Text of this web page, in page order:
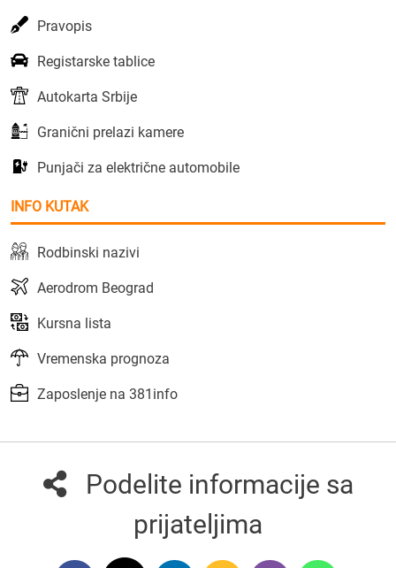
Pravopis
Registarske tablice
Autokarta Srbije
Granični prelazi kamere
Punjači za električne automobile
INFO KUTAK
Rodbinski nazivi
Aerodrom Beograd
Kursna lista
Vremenska prognoza
Zaposlenje na 381info
Podelite informacije sa
prijateljima